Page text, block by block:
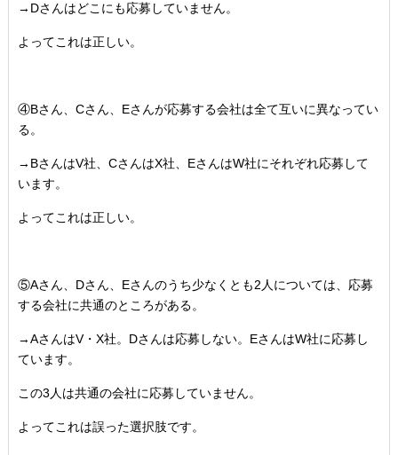
→Dさんはどこにも応募していません。
よってこれは正しい。
④Bさん、Cさん、Eさんが応募する会社は全て互いに異なってい
る。
→BさんはV社、CさんはX社、EさんはW社にそれぞれ応募して
います。
よってこれは正しい。
⑤Aさん、Dさん、Eさんのうち少なくとも2人については、応募
する会社に共通のところがある。
→AさんはV・X社。Dさんは応募しない。EさんはW社に応募し
ています。
この3人は共通の会社に応募していません。
よってこれは誤った選択肢です。